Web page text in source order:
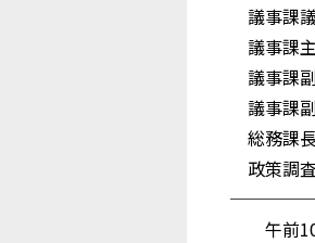
議事
議事
議事
議事
総
政策
午前10